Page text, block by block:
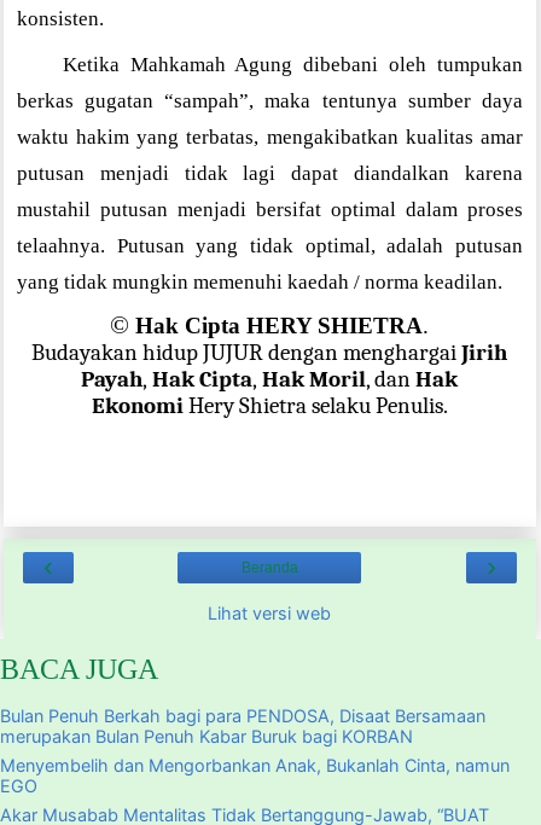
konsisten.
Ketika Mahkamah Agung dibebani oleh tumpukan
berkas gugatan “sampah”, maka tentunya sumber daya
waktu hakim yang terbatas, mengakibatkan kualitas amar
putusan menjadi tidak lagi dapat diandalkan karena
mustahil putusan menjadi bersifat optimal dalam proses
telaahnya. Putusan yang tidak optimal, adalah putusan
yang tidak mungkin memenuhi kaedah / norma keadilan.
©Hak Cipta HERY SHIETRA.
Budayakan hidup JUJUR dengan menghargaiJirih
Payah,Hak Cipta,Hak Moril, danHak
EkonomiHery Shietra selaku Penulis.
‹ ›
Beranda
Lihat versi web
BACA JUGA
Bulan Penuh Berkah bagi para PENDOSA, Disaat Bersamaan
merupakan Bulan Penuh Kabar Buruk bagi KORBAN
Menyembelih dan Mengorbankan Anak, Bukanlah Cinta, namun
EGO
Akar Musabab Mentalitas Tidak Bertanggung-Jawab, “BUAT